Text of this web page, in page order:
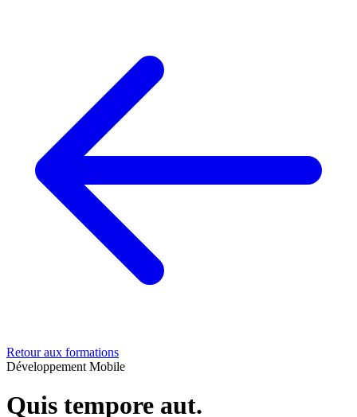
Retour aux formations
Développement Mobile
Quis tempore aut.